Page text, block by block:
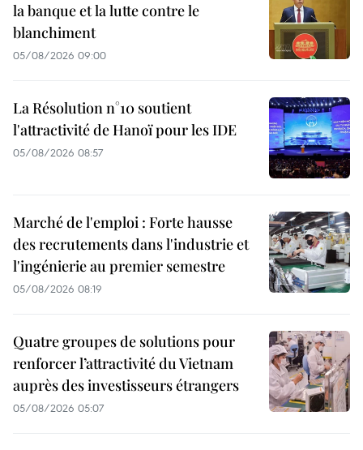
la banque et la lutte contre le
blanchiment
05/08/2026 09:00
La Résolution n°10 soutient
l'attractivité de Hanoï pour les IDE
05/08/2026 08:57
Marché de l'emploi : Forte hausse
des recrutements dans l'industrie et
l'ingénierie au premier semestre
05/08/2026 08:19
Quatre groupes de solutions pour
renforcer l’attractivité du Vietnam
auprès des investisseurs étrangers
05/08/2026 05:07